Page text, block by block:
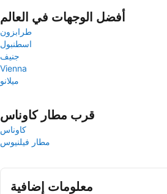
أفضل الوجهات في العالم
طرابزون
اسطنبول
جنيف
Vienna
ميلانو
قرب مطار كاوناس
كاوناس
مطار فيلنيوس
معلومات إضافية